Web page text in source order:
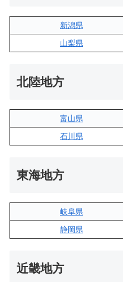
新潟県
山梨県
北陸地方
富山県
石川県
東海地方
岐阜県
静岡県
近畿地方